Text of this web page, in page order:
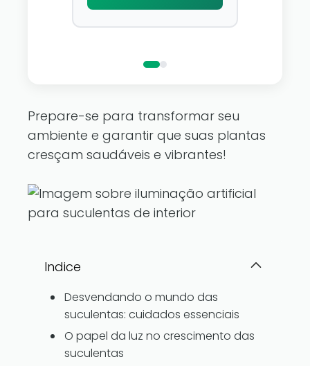
Prepare-se para transformar seu
ambiente e garantir que suas plantas
cresçam saudáveis e vibrantes!
Indice
Desvendando o mundo das
suculentas: cuidados essenciais
O papel da luz no crescimento das
suculentas